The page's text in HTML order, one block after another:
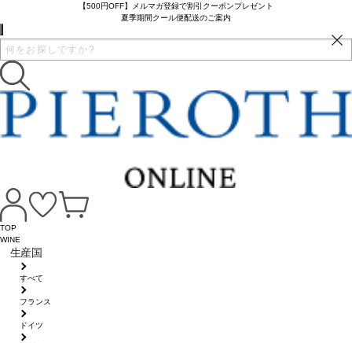
【500円OFF】メルマガ登録で割引クーポンプレゼント
夏季期間クール便配送のご案内
TOP
WINE
生産国
すべて
フランス
ドイツ